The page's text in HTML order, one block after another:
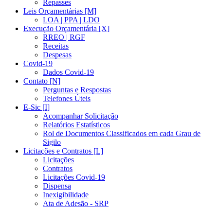
Repasses
Leis Orçamentárias [M]
LOA | PPA | LDO
Execução Orçamentária [X]
RREO | RGF
Receitas
Despesas
Covid-19
Dados Covid-19
Contato [N]
Perguntas e Respostas
Telefones Úteis
E-Sic [I]
Acompanhar Solicitação
Relatórios Estatísticos
Rol de Documentos Classificados em cada Grau de
Sigilo
Licitações e Contratos [L]
Licitações
Contratos
Licitações Covid-19
Dispensa
Inexigibilidade
Ata de Adesão - SRP